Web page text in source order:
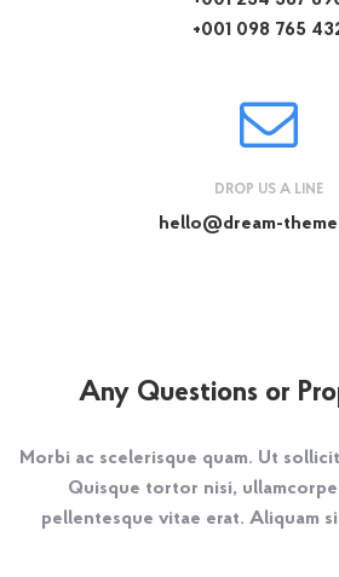
+001 098 765
DROP US A LINE
hello@dream-
Any Questions or
Morbi ac scelerisque quam. Ut
Quisque tortor nisi,
pellentesque vitae erat. Aliquam